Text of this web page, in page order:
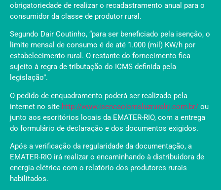
obrigatoriedade de realizar o recadastramento anual para o
consumidor da classe de produtor rural.
Segundo Dair Coutinho, “para ser beneficiado pela isenção, o
limite mensal de consumo é de até 1.000 (mil) KW/h por
estabelecimento rural. O restante do fornecimento fica
sujeito à regra de tributação do ICMS definida pela
legislação”.
O pedido de enquadramento poderá ser realizado pela
internet no site http://www.isencaoicmsluzruralrj.com.br/ ou
junto aos escritórios locais da EMATER-RIO, com a entrega
do formulário de declaração e dos documentos exigidos.
Após a verificação da regularidade da documentação, a
EMATER-RIO irá realizar o encaminhando à distribuidora de
energia elétrica com o relatório dos produtores rurais
habilitados.